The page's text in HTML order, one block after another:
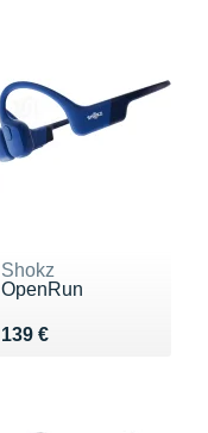
Shokz
OpenRun
139 €
Vendu 139 €